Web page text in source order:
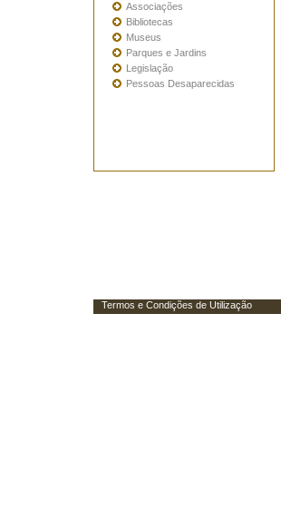
Associações
Bibliotecas
Museus
Parques e Jardins
Legislação
Pessoas Desaparecidas
Termos e Condições de Utilização